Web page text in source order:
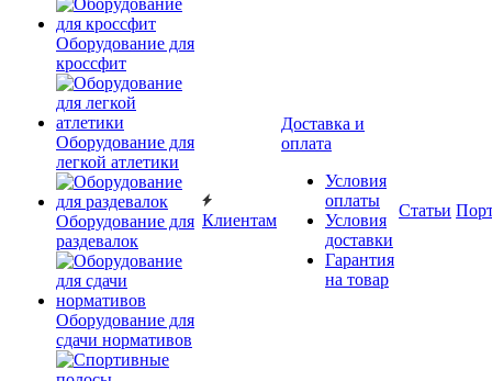
Оборудование для
кроссфит
Оборудование для
легкой атлетики
Оборудование для
раздевалок
Оборудование для
сдачи нормативов
Клиентам
Доставка и
оплата
Условия
оплаты
Условия
доставки
Гарантия
на товар
Статьи